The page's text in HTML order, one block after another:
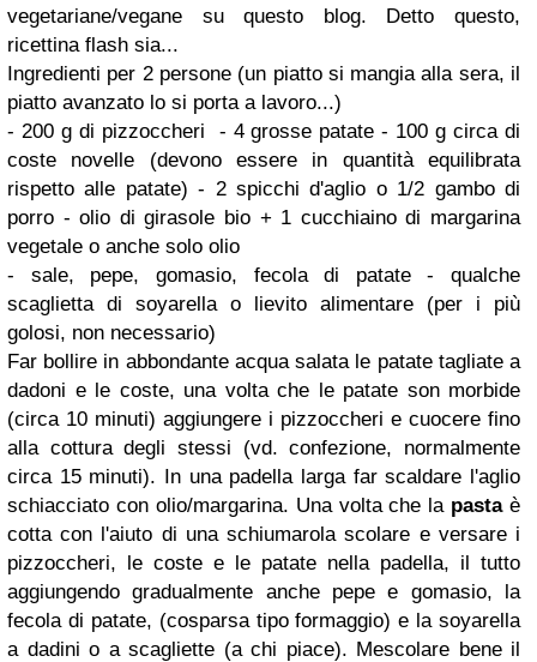
vegetariane/vegane su questo blog. Detto questo,
ricettina flash sia...
Ingredienti per 2 persone (un piatto si mangia alla sera, il
piatto avanzato lo si porta a lavoro...)
- 200 g di pizzoccheri - 4 grosse patate - 100 g circa di
coste novelle (devono essere in quantità equilibrata
rispetto alle patate) - 2 spicchi d'aglio o 1/2 gambo di
porro - olio di girasole bio + 1 cucchiaino di margarina
vegetale o anche solo olio
- sale, pepe, gomasio, fecola di patate - qualche
scaglietta di soyarella o lievito alimentare (per i più
golosi, non necessario)
Far bollire in abbondante acqua salata le patate tagliate a
dadoni e le coste, una volta che le patate son morbide
(circa 10 minuti) aggiungere i pizzoccheri e cuocere fino
alla cottura degli stessi (vd. confezione, normalmente
circa 15 minuti). In una padella larga far scaldare l'aglio
schiacciato con olio/margarina. Una volta che la pastaè
cotta con l'aiuto di una schiumarola scolare e versare i
pizzoccheri, le coste e le patate nella padella, il tutto
aggiungendo gradualmente anche pepe e gomasio, la
fecola di patate, (cosparsa tipo formaggio) e la soyarella
a dadini o a scagliette (a chi piace). Mescolare bene il